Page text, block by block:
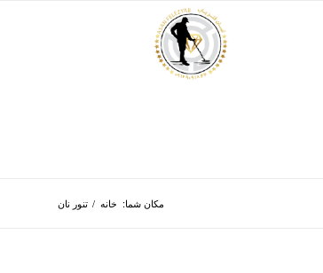
مکان شما: خانه / تنور نان